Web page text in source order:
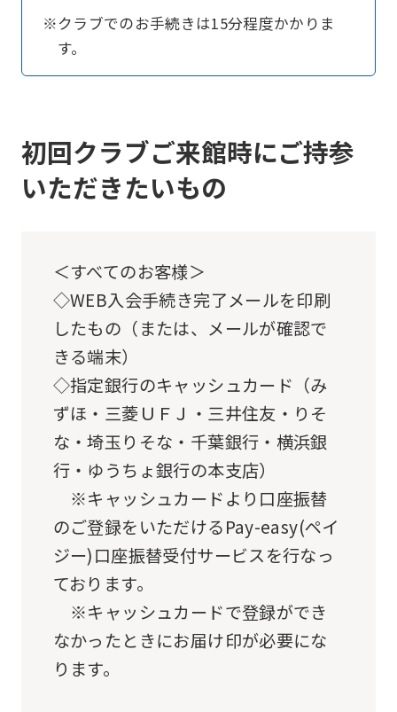
※クラブでのお手続きは15分程度かかりま
す。
初回クラブご来館時にご持参
いただきたいもの
＜すべてのお客様＞
◇WEB入会手続き完了メールを印刷
したもの（または、メールが確認で
きる端末）
◇指定銀行のキャッシュカード（み
ずほ・三菱ＵＦＪ・三井住友・りそ
な・埼玉りそな・千葉銀行・横浜銀
行・ゆうちょ銀行の本支店）
※キャッシュカードより口座振替
のご登録をいただけるPay-easy(ペイ
ジー)口座振替受付サービスを行なっ
ております。
※キャッシュカードで登録ができ
なかったときにお届け印が必要にな
ります。
return
the
However,
if
an
automatic
translation
the
Japanese
version
of
this
website
will
translated
mechanically,